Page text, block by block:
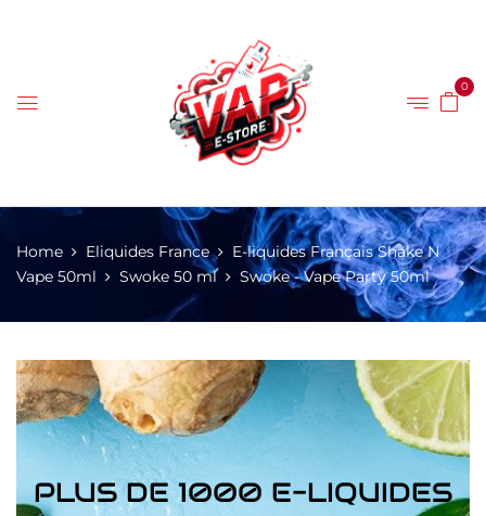
0
Home Eliquides France
E-liquides Français Shake N
Vape 50ml
Swoke 50 ml Swoke - Vape Party 50ml
PLUS DE 1000 E-LIQUIDES